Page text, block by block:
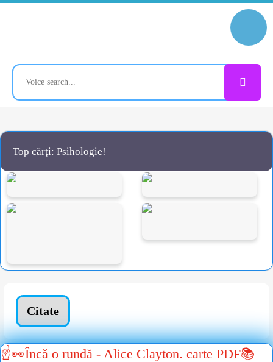
Top cărți: Psihologie!
Citate
☝👀Încă o rundă - Alice Clayton. carte PDF📚